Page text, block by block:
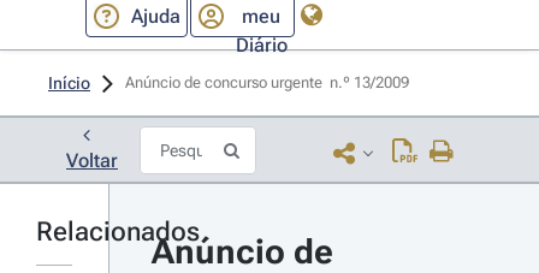
Ajuda
meu
Diário
Início Anúncio de concurso urgente  n.º 13/2009
Voltar
Relacionados
Anúncio de